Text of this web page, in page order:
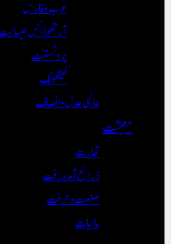
عرب و فارس
آرتھوڈاکس عیسائیت
پروٹسٹنٹ
کیتھولک
عالمی عدل و انصاف
معیشت
تجارت
ذرائع آمدورفت
صنعت و حرفت
مالیات